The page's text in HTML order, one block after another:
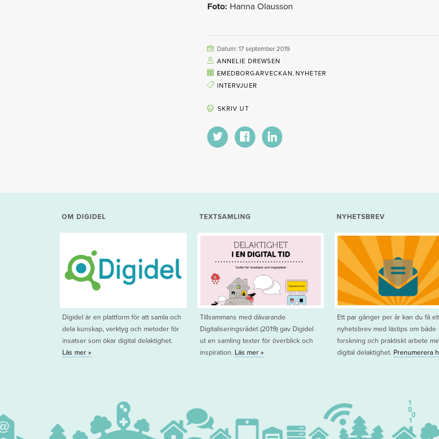
Foto: Hanna Olausson
Datum: 17 september 2019
ANNELIE DREWSEN
EMEDBORGARVECKAN, NYHETER
INTERVJUER
SKRIV UT
OM DIGIDEL
Digidel är en plattform för att samla och
dela kunskap, verktyg och metoder för
insatser som ökar digital delaktighet.
Läs mer »
TEXTSAMLING
Tillsammans med dåvarande
Digitaliseringsrådet (2019) gav Digidel
ut en samling texter för överblick och
inspiration. Läs mer »
NYHETSBREV
Ett par gånger per år kan du få
nyhetsbrev med lästips om både
forskning och praktiskt arbete
digital delaktighet. Prenumerera